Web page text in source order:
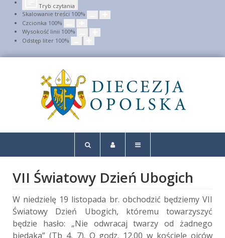
Tryb czytania
Skalowanie treści 100%
Czcionka 100%
Wysokość linii 100%
Odstęp liter 100%
VII Światowy Dzień Ubogich
W niedzielę 19 listopada br. obchodzić będziemy VII
Światowy Dzień Ubogich, któremu towarzyszyć
będzie hasło: „Nie odwracaj twarzy od żadnego
biedaka” (Tb 4, 7). O godz. 12.00 w kościele ojców